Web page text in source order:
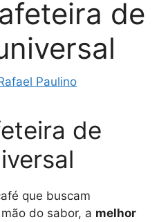
de
Paulino
de
que buscam
do sabor, a melhor